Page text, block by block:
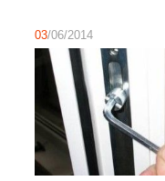
03/06/2014